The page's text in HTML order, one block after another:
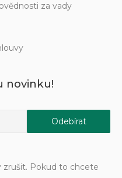
za vady
novinku!
zrušit. Pokud to chcete